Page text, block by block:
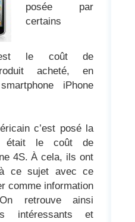
posée par
certains
est le coût de
acheté, en
iPhone
c’est posé la
était le coût de
4S. À cela, ils ont
ce sujet avec ce
comme information
retrouve ainsi
intéressants et